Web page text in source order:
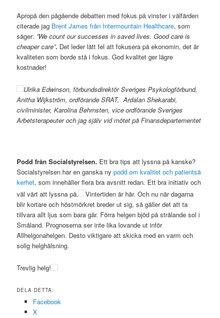
Apropå den pågående debatten med fokus på vinster i välfärden
citerade jag Brent James från Intermountain Healthcare, som
säger: ”We count our successes in saved lives. Good care is
cheaper care”. Det leder lätt fel att fokusera på ekonomin, det är
kvaliteten som borde stå i fokus. God kvalitet ger lägre
kostnader!
Ulrika Edwinson, förbundsdirektör Sveriges Psykologförbund,
Anitha Wijkström, ordförande SRAT, Ardalan Shekarabi,
civilminister, Karolina Behrnsten, vice ordförande Sveriges
Arbetsterapeuter och jag själv vid mötet på Finansdepartementet
Podd från Socialstyrelsen. Ett bra tips att lyssna på kanske?
Socialstyrelsen har en ganska nypodd om kvalitet och patientsä
kerhet, som innehåller flera bra avsnitt redan. Ett bra initiativ och
väl värt att lyssna på.
Vintertiden är här. Och nu när dagarna
blir kortare och höstmörkret breder ut sig, så gäller det att ta
tillvara allt ljus som bara går. Förra helgen bjöd på strålande sol i
Småland. Prognoserna ser inte lika lovande ut inför
Allhelgonahelgen. Desto viktigare att skicka med en varm och
solig helghälsning.
Trevlig helg!
DELA DETTA:
Facebook
X